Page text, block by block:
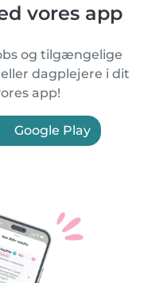
vores app
og tilgængelige
dagplejere i dit
app!
Google Play